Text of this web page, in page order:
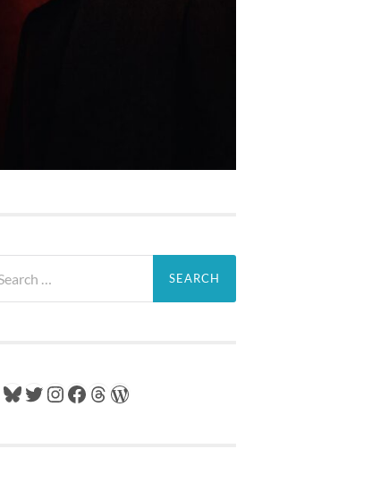
Bluesky
Twitter
Instagram
Facebook
Threads
WordPress